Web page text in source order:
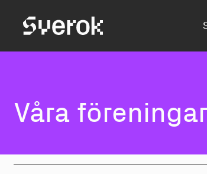
Sverok
Våra föreningar